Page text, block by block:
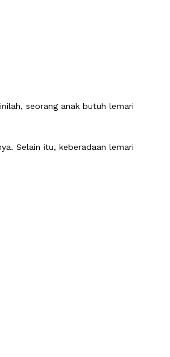
seorang anak butuh lemari
Selain itu, keberadaan lemari